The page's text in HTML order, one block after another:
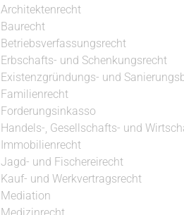
Architektenrecht
Baurecht
Betriebsverfassungsrecht
Erbschafts- und Schenkungsrecht
Existenzgründungs- und
Familienrecht
Forderungsinkasso
Handels-, Gesellschafts- und
Immobilienrecht
Jagd- und Fischereirecht
Kauf- und Werkvertragsrecht
Mediation